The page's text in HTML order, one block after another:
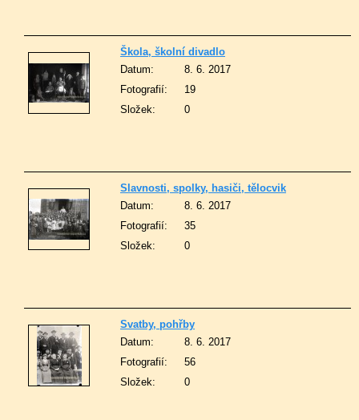
Škola, školní divadlo
Datum:
8. 6. 2017
Fotografií:
19
Složek:
0
Slavnosti, spolky, hasiči, tělocvik
Datum:
8. 6. 2017
Fotografií:
35
Složek:
0
Svatby, pohřby
Datum:
8. 6. 2017
Fotografií:
56
Složek:
0